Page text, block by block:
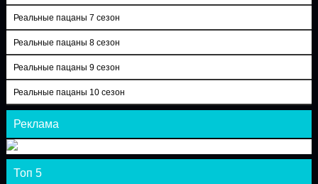
Реальные пацаны 7 сезон
Реальные пацаны 8 сезон
Реальные пацаны 9 сезон
Реальные пацаны 10 сезон
Реклама
Топ 5